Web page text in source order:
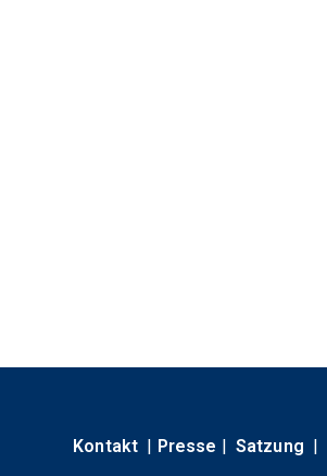
Kontakt | Presse | Satzung |